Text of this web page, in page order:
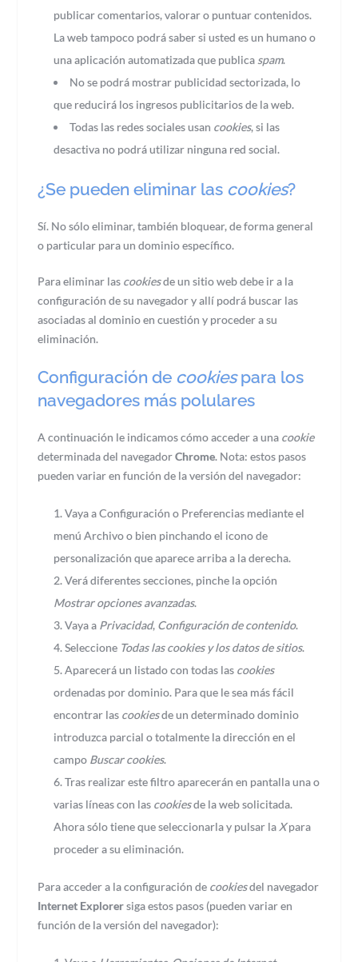
publicar comentarios, valorar o puntuar contenidos.
La web tampoco podrá saber si usted es un humano o
una aplicación automatizada que publica spam.
No se podrá mostrar publicidad sectorizada, lo
que reducirá los ingresos publicitarios de la web.
Todas las redes sociales usan cookies, si las
desactiva no podrá utilizar ninguna red social.
¿Se pueden eliminar las cookies?
Sí. No sólo eliminar, también bloquear, de forma general
o particular para un dominio específico.
Para eliminar las cookiesde un sitio web debe ir a la
configuración de su navegador y allí podrá buscar las
asociadas al dominio en cuestión y proceder a su
eliminación.
Configuración de cookiespara los
navegadores más polulares
A continuación le indicamos cómo acceder a una cookie
determinada del navegadorChrome. Nota: estos pasos
pueden variar en función de la versión del navegador:
Vaya a Configuración o Preferencias mediante el
menú Archivo o bien pinchando el icono de
personalización que aparece arriba a la derecha.
Verá diferentes secciones, pinche la opción
Mostrar opciones avanzadas.
Vaya a Privacidad, Configuración de contenido.
Seleccione Todas lascookiesy los datos de sitios.
Aparecerá un listado con todas las cookies
ordenadas por dominio. Para que le sea más fácil
encontrar las cookiesde un determinado dominio
introduzca parcial o totalmente la dirección en el
campo Buscar cookies.
Tras realizar este filtro aparecerán en pantalla una o
varias líneas con las cookiesde la web solicitada.
Ahora sólo tiene que seleccionarla y pulsar la Xpara
proceder a su eliminación.
Para acceder a la configuración de cookiesdel navegador
Internet Explorersiga estos pasos (pueden variar en
función de la versión del navegador):